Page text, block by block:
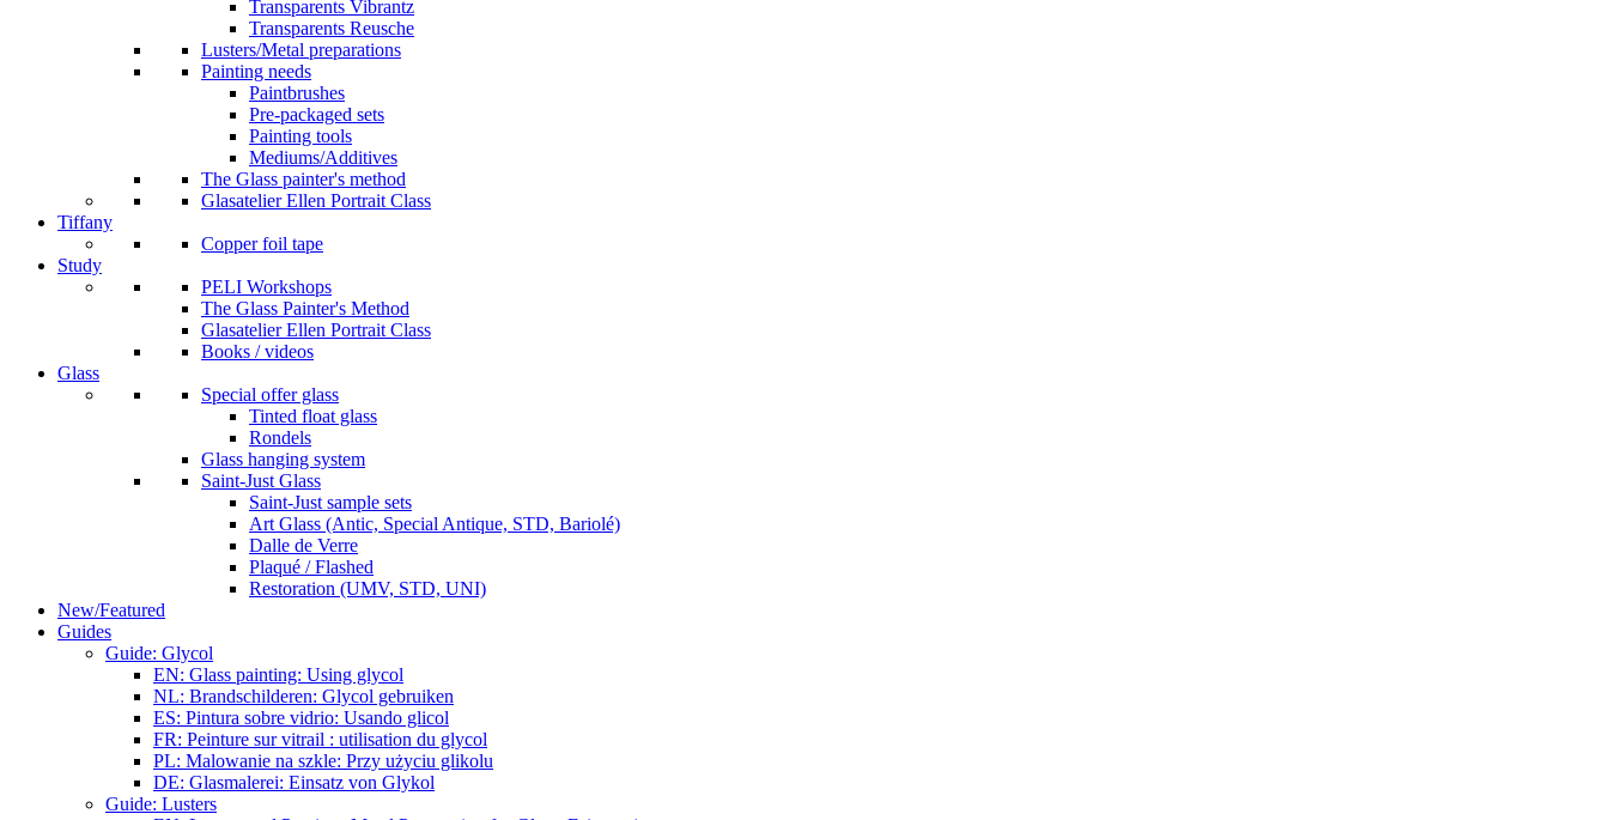
Transparents Vibrantz
Transparents Reusche
Lusters/Metal preparations
Painting needs
Paintbrushes
Pre-packaged sets
Painting tools
Mediums/Additives
The Glass painter's method
Glasatelier Ellen Portrait Class
Tiffany
Copper foil tape
Study
PELI Workshops
The Glass Painter's Method
Glasatelier Ellen Portrait Class
Books / videos
Glass
Special offer glass
Tinted float glass
Rondels
Glass hanging system
Saint-Just Glass
Saint-Just sample sets
Art Glass (Antic, Special Antique, STD, Bariolé)
Dalle de Verre
Plaqué / Flashed
Restoration (UMV, STD, UNI)
New/Featured
Guides
Guide: Glycol
EN: Glass painting: Using glycol
NL: Brandschilderen: Glycol gebruiken
ES: Pintura sobre vidrio: Usando glicol
FR: Peinture sur vitrail : utilisation du glycol
PL: Malowanie na szkle: Przy użyciu glikolu
DE: Glasmalerei: Einsatz von Glykol
Guide: Lusters